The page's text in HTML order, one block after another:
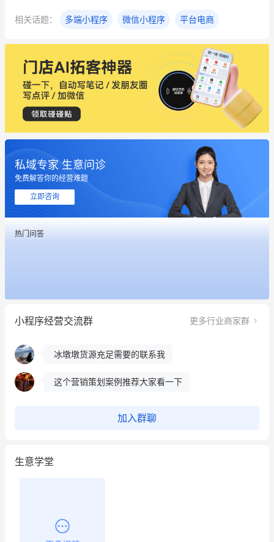
相关话题： 多端小程序 微信小程序 平台电商
私域专家 生意问诊
免费解答你的经营难题
立即咨询
热门问答
小程序经营交流群 更多行业商家群
这个营销策划案例推荐大家看一下
用有赞就能在微信、小红书同时经营了
餐饮也得靠私域和服务提高竞争力
加入群聊
生意学堂